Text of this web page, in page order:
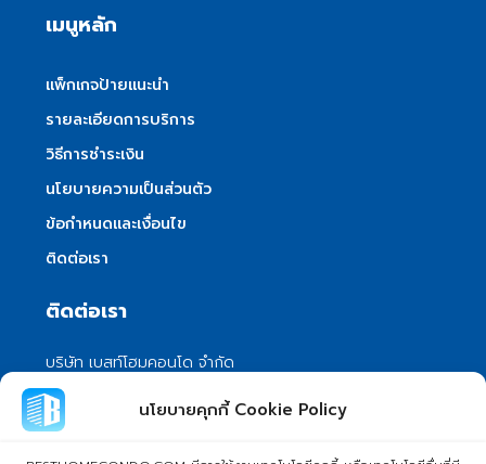
นโยบายคุกกี้ Cookie Policy
เมนูหลัก
แพ็กเกจป้ายแนะนำ
รายละเอียดการบริการ
วิธีการชำระเงิน
นโยบายความเป็นส่วนตัว
ข้อกำหนดและเงื่อนไข
ติดต่อเรา
ติดต่อเรา
บริษัท เบสท์โฮมคอนโด จำกัด
101/399 หมู่ 7 แขวงลําผักชี เขตหนองจอก
กรุงเทพมหานคร 10530
info@besthomecondo.com